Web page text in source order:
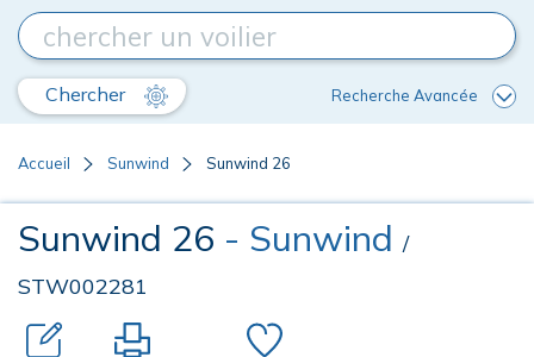
Chercher Recherche Avancée
Accueil Sunwind Sunwind 26
Sunwind 26 - Sunwind /
STW002281